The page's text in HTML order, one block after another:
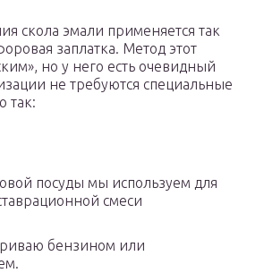
скола эмали применяется так
заплатка. Метод этот
но у него есть очевидный
не требуются специальные
так:
посуды мы используем для
смеси
бензином или